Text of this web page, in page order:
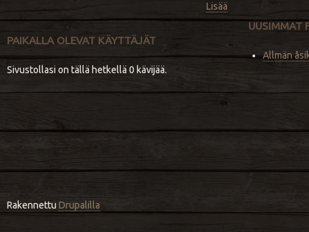
Lisää
PAIKALLA OLEVAT KÄYTTÄJÄT
Sivustollasi on tällä hetkellä 0 kävijää.
UUSIMMAT
Allmän
Rakennettu Drupalilla